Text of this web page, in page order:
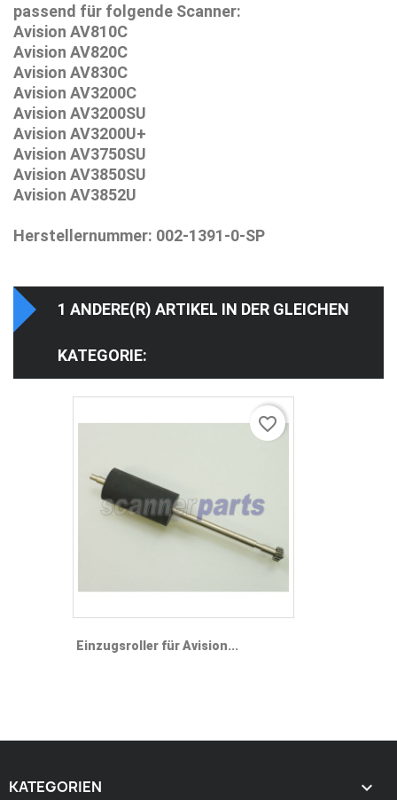
passend für folgende Scanner:
Avision AV810C
Avision AV820C
Avision AV830C
Avision AV3200C
Avision AV3200SU
Avision AV3200U+
Avision AV3750SU
Avision AV3850SU
Avision AV3852U
Herstellernummer: 002-1391-0-SP
1 ANDERE(R) ARTIKEL IN DER GLEICHEN
KATEGORIE:
Einzugsroller für Avision...
favorite_border
KATEGORIEN 